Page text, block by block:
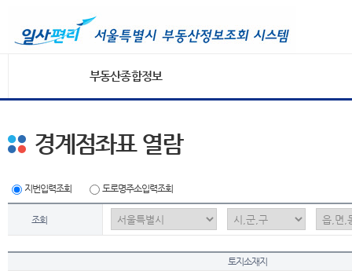
부동산종합정보
경계점좌표 열람
지번입력조회 도로명주소입력조회
조회
토지소재지